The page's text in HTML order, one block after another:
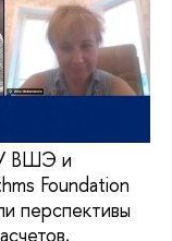
ВШЭ и
Foundation
перспективы